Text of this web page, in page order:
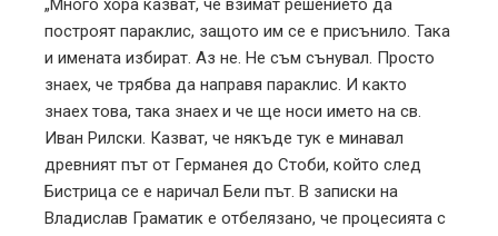
построят параклис, защото им се е присънило. Така
и имената избират. Аз не. Не съм сънувал. Просто
знаех, че трябва да направя параклис. И както
знаех това, така знаех и че ще носи името на св.
Иван Рилски. Казват, че някъде тук е минавал
древният път от Германея до Стоби, който след
Бистрица се е наричал Бели път. В записки на
Владислав Граматик е отбелязано, че процесията с